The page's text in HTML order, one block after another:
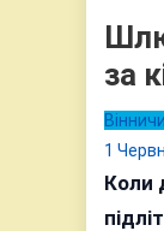
за
1
Коли